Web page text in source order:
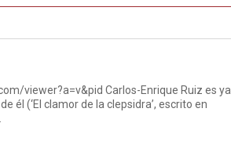
viewer?a=v&pid Carlos-Enrique Ruiz es ya
él (‘El clamor de la clepsidra’, escrito en